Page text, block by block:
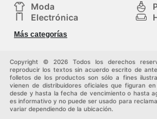
Moda
Electrónica
Deporte
Juguetes y bebés
Más categorías
Copyright © 2026 Todos los derechos
reproducir los textos sin acuerdo escrito de
folletos de los productos son sólo a fines
vienen de distribuidores oficiales que figuran
desde y hasta la fecha de vencimiento o hasta
es informativo y no puede ser usado para
variar dependiendo de la ubicación.